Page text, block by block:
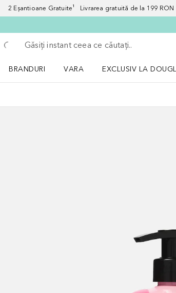
2 Eșantioane Gratuite¹ Livrarea gratuită de la 199
Înapoi
Executați căutarea
BRANDURI
VARA
EXCLUSIV LA